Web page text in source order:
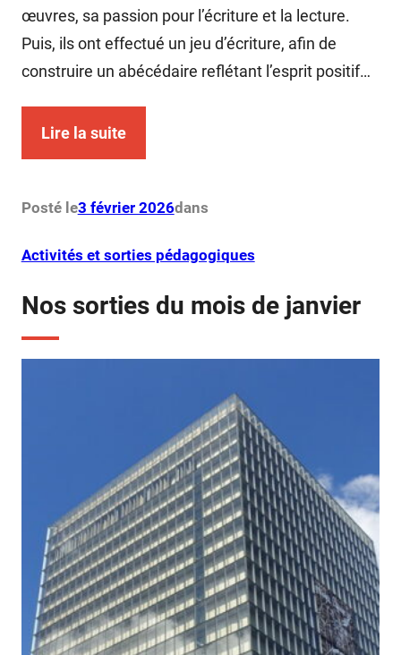
œuvres, sa passion pour l’écriture et la lecture.
Puis, ils ont effectué un jeu d’écriture, afin de
construire un abécédaire reflétant l’esprit positif…
Lire la suite
Posté le3 février 2026dans
Activités et sorties pédagogiques
Nos sorties du mois de janvier